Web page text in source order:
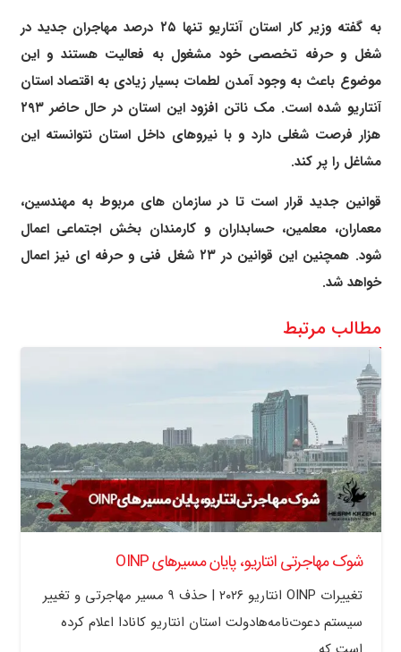
به گفته وزیر کار استان آنتاریو تنها ۲۵ درصد مهاجران جدید در
شغل و حرفه تخصصی خود مشغول به فعالیت هستند و این
موضوع باعث به وجود آمدن لطمات بسیار زیادی به اقتصاد استان
آنتاریو شده است. مک ناتن افزود این استان در حال حاضر ۲۹۳
هزار فرصت شغلی دارد و با نیروهای داخل استان نتوانسته این
مشاغل را پر کند.
قوانین جدید قرار است تا در سازمان های مربوط به مهندسین،
معماران، معلمین، حسابداران و کارمندان بخش اجتماعی اعمال
شود. همچنین این قوانین در ۲۳ شغل فنی و حرفه ای نیز اعمال
خواهد شد.
مطالب مرتبط
شوک مهاجرتی انتاریو، پایان مسیرهای OINP
تغییرات OINP انتاریو ۲۰۲۶ | حذف ۹ مسیر مهاجرتی و تغییر
سیستم دعوت‌نامه‌هادولت استان انتاریو کانادا اعلام کرده